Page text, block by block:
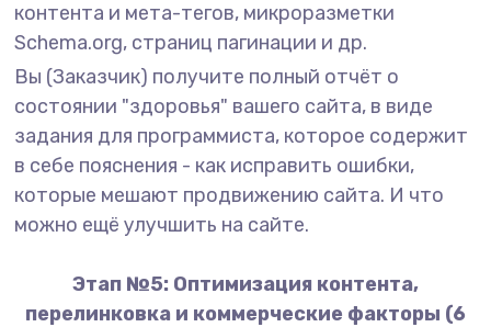
контента и мета-тегов, микроразметки
Schema.org, страниц пагинации и др.
Вы (Заказчик) получите полный отчёт о
состоянии "здоровья" вашего сайта, в виде
задания для программиста, которое содержит
в себе пояснения - как исправить ошибки,
которые мешают продвижению сайта. И что
можно ещё улучшить на сайте.
Этап №5: Оптимизация контента,
перелинковка и коммерческие факторы (6